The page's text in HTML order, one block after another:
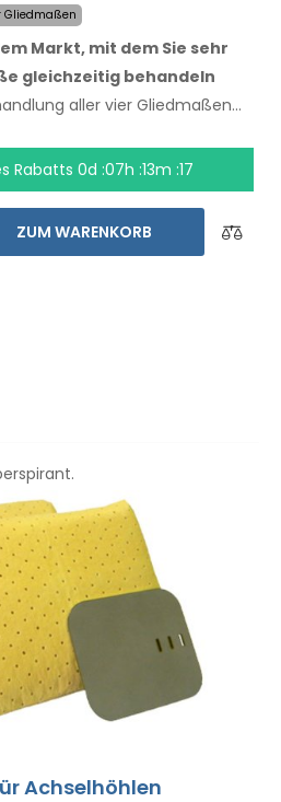
Gliedmaßen
Markt, mit dem Sie sehr
gleichzeitig behandeln
aller vier Gliedmaßen
Hälfte auf maximal 24
und Geschwindigkeit der
Mit dem automatischen
Rabatts 0d :07h :13m :17
ZUM WARENKORB
Achselhöhlen